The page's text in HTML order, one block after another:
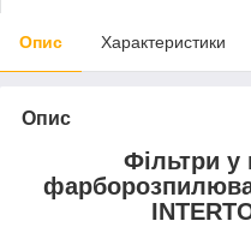
Опис Характеристики
Опис
Фільтри у